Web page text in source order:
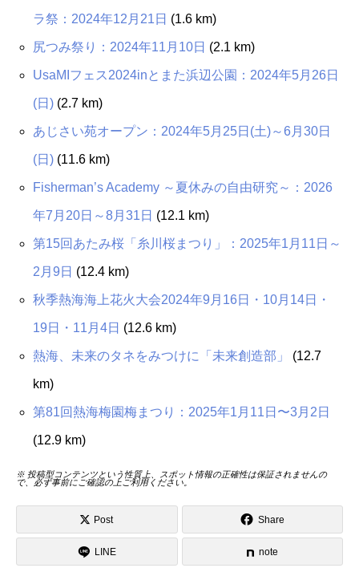
ラ祭：2024年12月21日 (1.6 km)
尻つみ祭り：2024年11月10日 (2.1 km)
UsaMIフェス2024inとまた浜辺公園：2024年5月26日
(日)(2.7 km)
あじさい苑オープン：2024年5月25日(土)～6月30日
(日)(11.6 km)
Fisherman’s Academy ～夏休みの自由研究～：2026
年7月20日～8月31日 (12.1 km)
第15回あたみ桜「糸川桜まつり」：2025年1月11日～
2月9日 (12.4 km)
秋季熱海海上花火大会2024年9月16日・10月14日・
19日・11月4日 (12.6 km)
熱海、未来のタネをみつけに「未来創造部」 (12.7
km)
第81回熱海梅園梅まつり：2025年1月11日〜3月2日
(12.9 km)
※ 投稿型コンテンツという性質上、スポット情報の正確性は保証されませんの
で、必ず事前にご確認の上ご利用ください。
Post Share
LINE note